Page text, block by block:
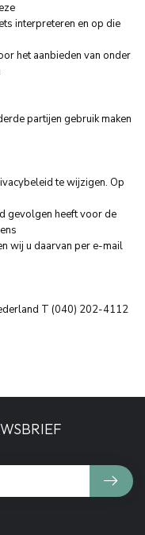
interpreteren en op die
het aanbieden van onder
partijen gebruik maken
te wijzigen. Op
gevolgen heeft voor de
wij u daarvan per e-mail
T (040) 202-4112